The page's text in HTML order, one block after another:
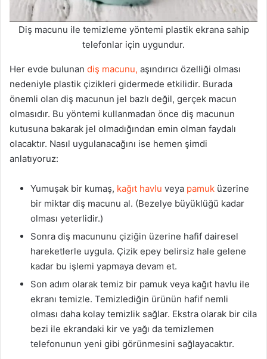
Diş macunu ile temizleme yöntemi plastik ekrana sahip
telefonlar için uygundur.
Her evde bulunan diş macunu, aşındırıcı özelliği olması
nedeniyle plastik çizikleri gidermede etkilidir. Burada
önemli olan diş macunun jel bazlı değil, gerçek macun
olmasıdır. Bu yöntemi kullanmadan önce diş macunun
kutusuna bakarak jel olmadığından emin olman faydalı
olacaktır. Nasıl uygulanacağını ise hemen şimdi
anlatıyoruz:
Yumuşak bir kumaş, kağıt havlu veya pamuk üzerine
bir miktar diş macunu al. (Bezelye büyüklüğü kadar
olması yeterlidir.)
Sonra diş macununu çiziğin üzerine hafif dairesel
hareketlerle uygula. Çizik epey belirsiz hale gelene
kadar bu işlemi yapmaya devam et.
Son adım olarak temiz bir pamuk veya kağıt havlu ile
ekranı temizle. Temizlediğin ürünün hafif nemli
olması daha kolay temizlik sağlar. Ekstra olarak bir cila
bezi ile ekrandaki kir ve yağı da temizlemen
telefonunun yeni gibi görünmesini sağlayacaktır.